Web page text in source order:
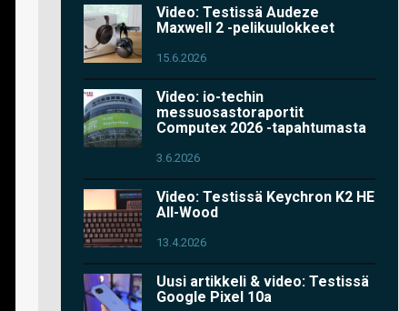
Video: Testissä Audeze
Maxwell 2 -pelikuulokkeet
15.6.2026
Video: io-techin
messuosastoraportit
Computex 2026 -tapahtumasta
3.6.2026
Video: Testissä Keychron K2 HE
All-Wood
13.4.2026
Uusi artikkeli & video: Testissä
Google Pixel 10a